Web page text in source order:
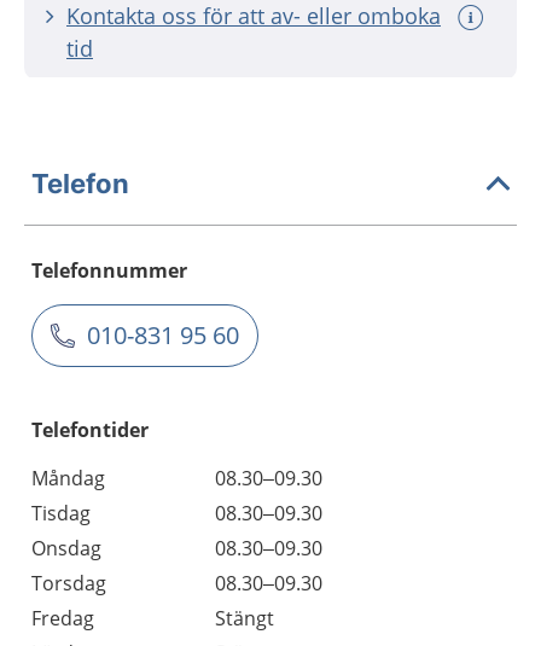
Kontakta oss för att av- eller omboka
tid
Telefon
Telefonnummer
010-831 95 60
Telefontider
Måndag
08.30–09.30
Tisdag
08.30–09.30
Onsdag
08.30–09.30
Torsdag
08.30–09.30
Fredag
Stängt